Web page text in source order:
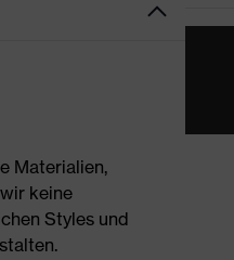
Materialien,
keine
Styles und